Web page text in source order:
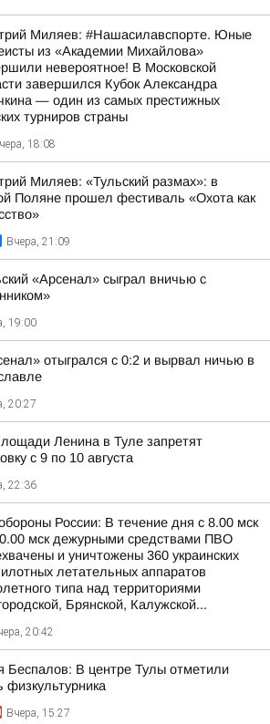
Миляев: #Нашасилавспорте. Юные
из «Академии Михайлова»
невероятное! В Московской
завершился Кубок Александра
— один из самых престижных
турниров страны
18:08
Миляев: «Тульский размах»: в
Поляне прошел фестиваль «Охота как
Вчера, 21:09
«Арсенал» сыграл вничью с
19:00
отыгрался с 0:2 и вырвал ничью в
20:27
Ленина в Туле запретят
с 9 по 10 августа
22:36
России: В течение дня с 8.00 мск
мск дежурными средствами ПВО
и уничтожены 360 украинских
летательных аппаратов
типа над территориями
Брянской, Калужской...
20:42
Беспалов: В центре Тулы отметили
физкультурника
Вчера, 15:27